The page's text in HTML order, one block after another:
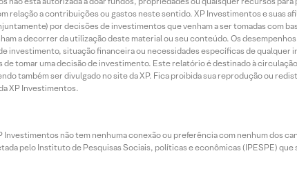
relação a contribuições ou gastos neste sentido. XP Investimentos e suas
por decisões de investimentos que venham a ser tomadas com
a decorrer da utilização deste material ou seu conteúdo. Os
investimento, situação financeira ou necessidades específicas de
tomar uma decisão de investimento. Este relatório é destinado à
também ser divulgado no site da XP. Fica proibida sua reprodução ou
XP Investimentos.
Investimentos não tem nenhuma conexão ou preferência com nenhum dos
pelo Instituto de Pesquisas Sociais, políticas e econômicas (IPESPE)